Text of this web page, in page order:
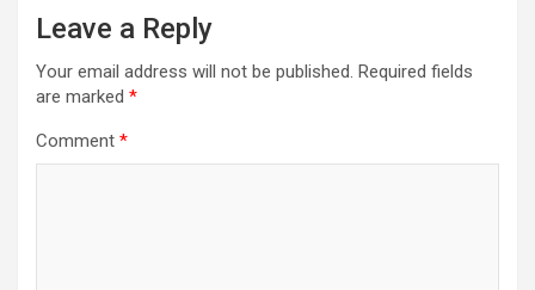
Leave a Reply
Your email address will not be published. Required fields
are marked *
Comment *